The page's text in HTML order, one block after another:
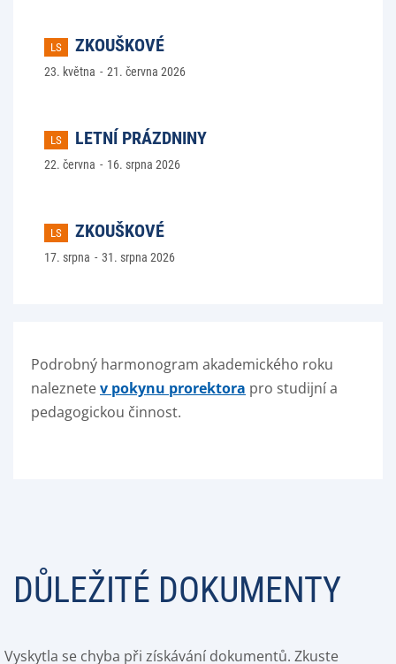
LS ZKOUŠKOVÉ
23. května 21. června 2026
LS LETNÍ PRÁZDNINY
22. června 16. srpna 2026
LS ZKOUŠKOVÉ
17. srpna 31. srpna 2026
Podrobný harmonogram akademického roku
naleznetev pokynu prorektora pro studijní a
pedagogickou činnost.
DŮLEŽITÉ DOKUMENTY
Vyskytla se chyba při získávání dokumentů. Zkuste